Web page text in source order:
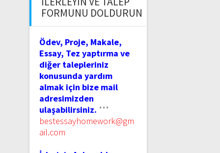
FORMUNU DOLDURUN
Ödev, Proje, Makale,
Essay, Tez yaptırma ve
diğer talepleriniz
konusunda yardım
almak için bize mail
adresimizden
ulaşabilirsiniz. ***
bestessayhomework@gm
ail.com